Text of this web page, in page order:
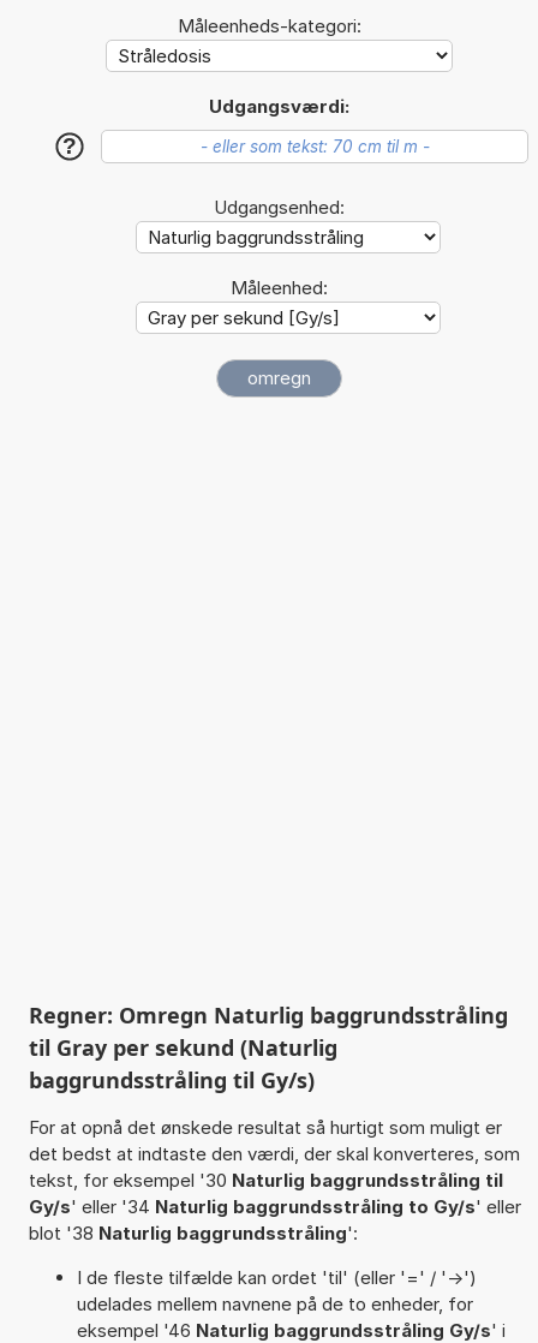
Måleenheds-kategori:
Udgangsværdi:
?
Udgangsenhed:
Måleenhed:
Regner: Omregn Naturlig baggrundsstråling
til Gray per sekund (Naturlig
baggrundsstråling til Gy/s)
For at opnå det ønskede resultat så hurtigt som muligt er
det bedst at indtaste den værdi, der skal konverteres, som
tekst, for eksempel '30 Naturlig baggrundsstråling til
Gy/s' eller '34 Naturlig baggrundsstråling to Gy/s' eller
blot '38 Naturlig baggrundsstråling':
I de fleste tilfælde kan ordet 'til' (eller '=' / '->')
udelades mellem navnene på de to enheder, for
eksempel '46 Naturlig baggrundsstråling Gy/s' i